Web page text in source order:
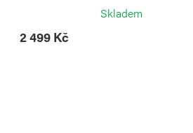
Skladem
2 499 Kč